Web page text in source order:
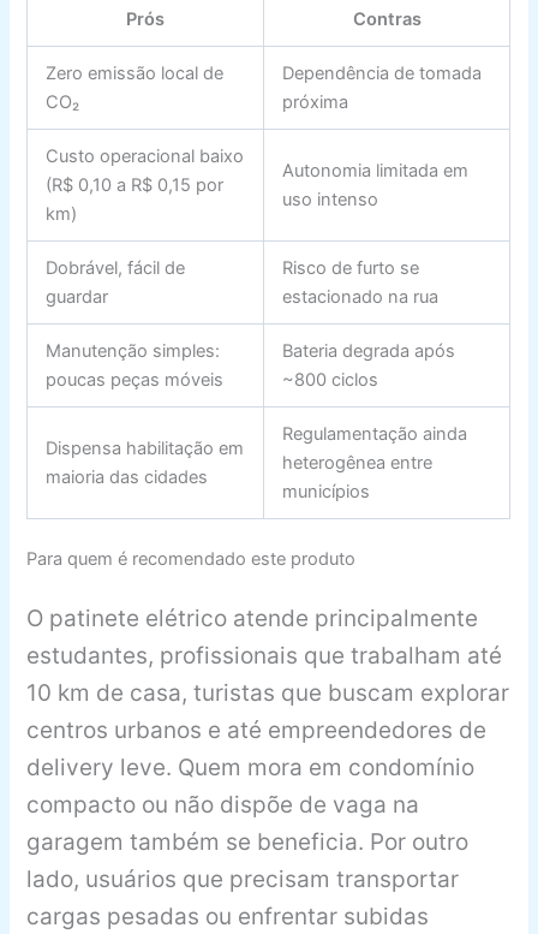
Prós Contras
Zero emissão local de
CO₂
Dependência de tomada
próxima
Custo operacional baixo
(R$ 0,10 a R$ 0,15 por
km)
Autonomia limitada em
uso intenso
Dobrável, fácil de
guardar
Risco de furto se
estacionado na rua
Manutenção simples:
poucas peças móveis
Bateria degrada após
~800 ciclos
Dispensa habilitação em
maioria das cidades
Regulamentação ainda
heterogênea entre
municípios
Para quem é recomendado este produto
O patinete elétrico atende principalmente
estudantes, profissionais que trabalham até
10 km de casa, turistas que buscam explorar
centros urbanos e até empreendedores de
delivery leve. Quem mora em condomínio
compacto ou não dispõe de vaga na
garagem também se beneficia. Por outro
lado, usuários que precisam transportar
cargas pesadas ou enfrentar subidas